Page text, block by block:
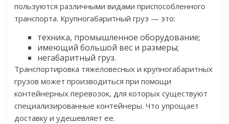
пользуются различными видами приспособленного
транспорта. Крупногабаритный груз — это:
техника, промышленное оборудование;
имеющий большой вес и размеры;
негабаритный груз.
Транспортировка тяжеловесных и крупногабаритных
грузов может производиться при помощи
контейнерных перевозок, для которых существуют
специализированные контейнеры. Что упрощает
доставку и удешевляет ее.